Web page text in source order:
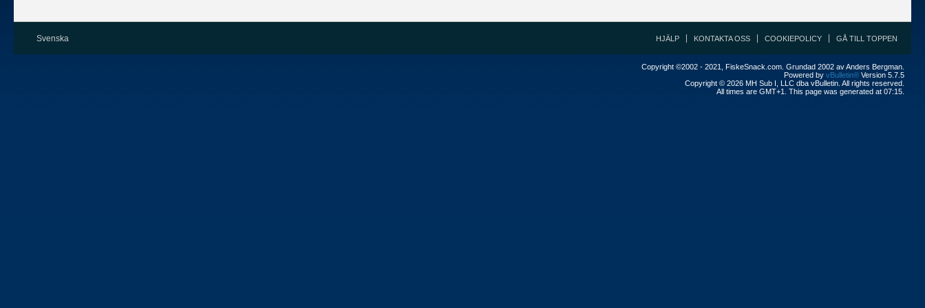
Svenska HJÄLP KONTAKTA OSS COOKIEPOLICY GÅ TILL TOPPEN
Copyright ©2002 - 2021, FiskeSnack.com. Grundad 2002 av Anders Bergman.
Powered by vBulletin® Version 5.7.5
Copyright © 2026 MH Sub I, LLC dba vBulletin. All rights reserved.
All times are GMT+1. This page was generated at 07:15.